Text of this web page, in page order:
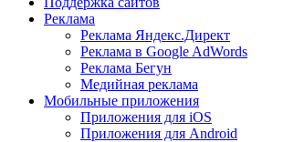
Реклама
Реклама Яндекс.Директ
Реклама в Google AdWords
Реклама Бегун
Медийная реклама
Мобильные приложения
Приложения для iOS
Приложения для Android